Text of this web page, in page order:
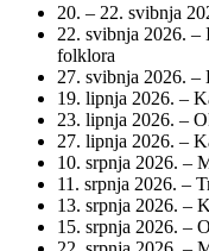
20. – 22. svibnja
22. svibnja 2026. –
folklora
27. svibnja 2026. –
19. lipnja 2026. –
23. lipnja 2026. –
27. lipnja 2026. –
10. srpnja 2026. –
11. srpnja 2026. –
13. srpnja 2026. –
15. srpnja 2026. –